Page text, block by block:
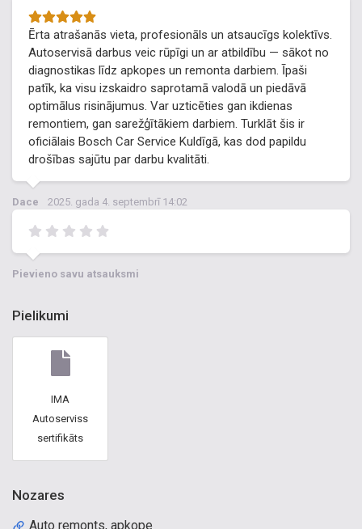
Ērta atrašanās vieta, profesionāls un atsaucīgs kolektīvs.
Autoservisā darbus veic rūpīgi un ar atbildību — sākot no
diagnostikas līdz apkopes un remonta darbiem. Īpaši
patīk, ka visu izskaidro saprotamā valodā un piedāvā
optimālus risinājumus. Var uzticēties gan ikdienas
remontiem, gan sarežģītākiem darbiem. Turklāt šis ir
oficiālais Bosch Car Service Kuldīgā, kas dod papildu
drošības sajūtu par darbu kvalitāti.
Dace 2025. gada 4. septembrī 14:02
Pievieno savu atsauksmi
Pielikumi
IMA
Autoserviss
sertifikāts
Nozares
Auto remonts, apkope